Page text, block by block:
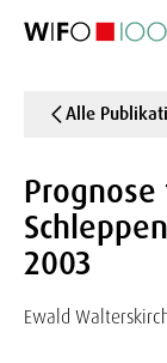
Alle
2003
Ewald